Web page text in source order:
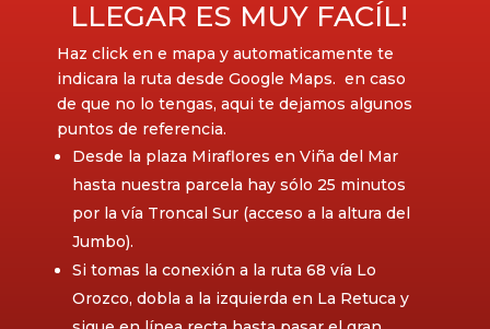
LLEGAR ES MUY FACÍL!
Haz click en e mapa y automaticamente te
indicara la ruta desde Google Maps. en caso
de que no lo tengas, aqui te dejamos algunos
puntos de referencia.
Desde la plaza Miraflores en Viña del Mar
hasta nuestra parcela hay sólo 25 minutos
por la vía Troncal Sur (acceso a la altura del
Jumbo).
Si tomas la conexión a la ruta 68 vía Lo
Orozco, dobla a la izquierda en La Retuca y